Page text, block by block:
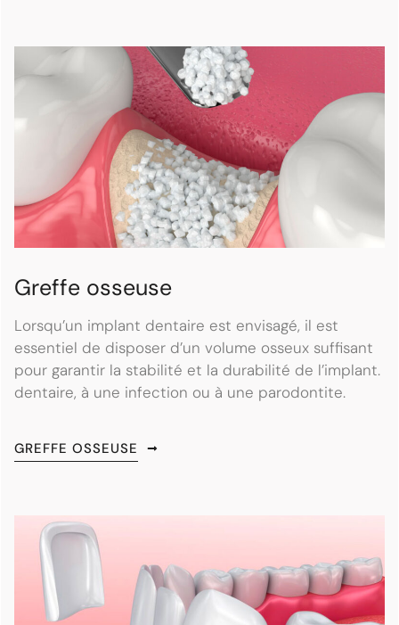
Greffe osseuse
Lorsqu’un implant dentaire est envisagé, il est
essentiel de disposer d’un volume osseux suffisant
pour garantir la stabilité et la durabilité de l’implant.
dentaire, à une infection ou à une parodontite.
GREFFE OSSEUSE